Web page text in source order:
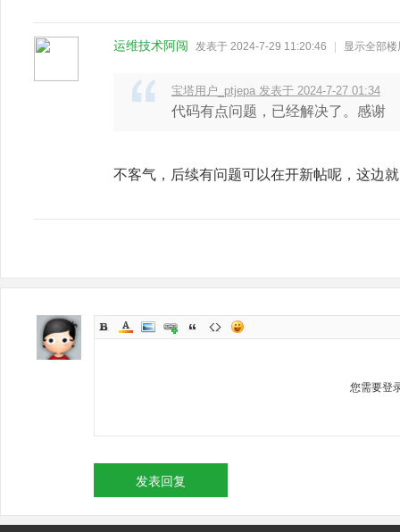
运维技术阿闯 发表于 2024-7-29 11:20:46 显示全部楼
宝塔用户_ptjepa 发表于 2024-7-27 01:34
代码有点问题，已经解决了。感谢
不客气，后续有问题可以在开新帖呢，这边
您需要登
发表回复